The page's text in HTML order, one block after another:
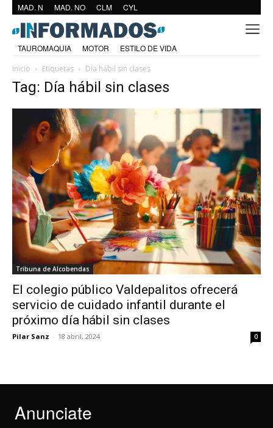
MAD. N MAD. NO CLM CYL
TAUROMAQUIA MOTOR
ESTILO DE VIDA
Inicio
Etiquetas Día hábil sin clases
Tag: Día hábil sin clases
Tribuna de Alcobendas
El colegio público Valdepalitos ofrecerá
servicio de cuidado infantil durante el
próximo día hábil sin clases
Pilar Sanz - 18 abril, 2024 0
Anunciate